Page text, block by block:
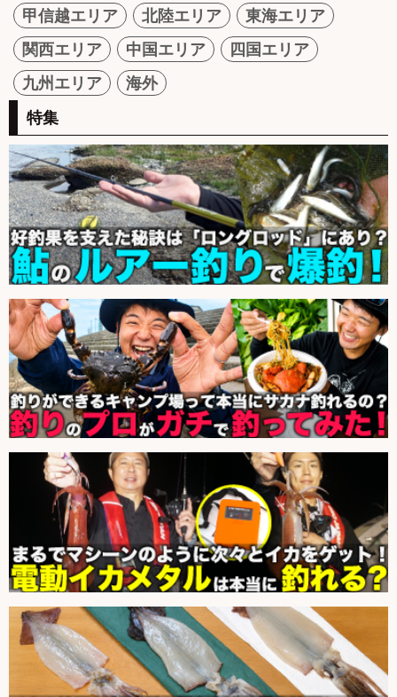
甲信越エリア
北陸エリア
東海エリア
関西エリア
中国エリア
四国エリア
九州エリア
海外
特集